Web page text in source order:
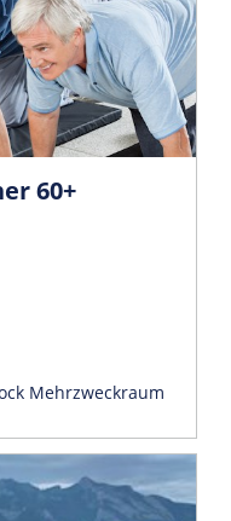
60+
Mehrzweckraum